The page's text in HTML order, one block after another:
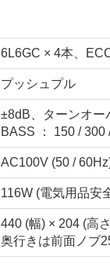
6L6GC × 4本、
プッシュプル
±8dB、ターンオー
BASS ： 150 /
AC100V (50 /
116W (電気用品安
440 (幅) × 204 (高
奥行きは前面ノブ